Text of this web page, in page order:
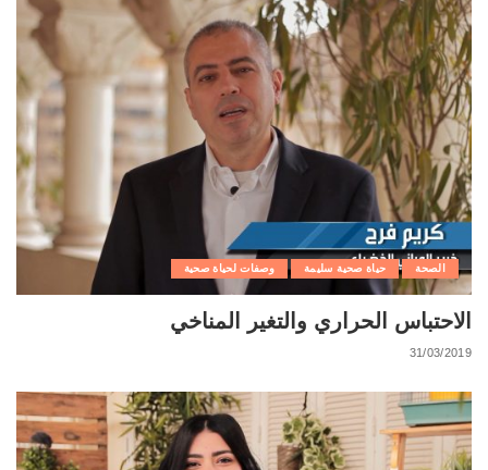
الصحة حياة صحية سليمة وصفات لحياة صحية
الاحتباس الحراري والتغير المناخي
31/03/2019